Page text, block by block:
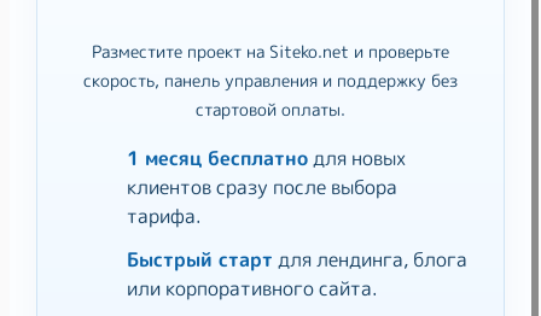
Разместите проект на Siteko.net и проверьте
скорость, панель управления и поддержку без
стартовой оплаты.
1 месяц бесплатнодля новых
клиентов сразу после выбора
тарифа.
Быстрый старт для лендинга, блога
или корпоративного сайта.